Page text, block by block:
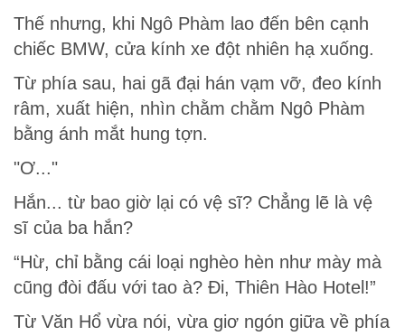
Thế nhưng, khi Ngô Phàm lao đến bên cạnh
chiếc BMW, cửa kính xe đột nhiên hạ xuống.
Từ phía sau, hai gã đại hán vạm vỡ, đeo kính
râm, xuất hiện, nhìn chằm chằm Ngô Phàm
bằng ánh mắt hung tợn.
"Ơ..."
Hắn... từ bao giờ lại có vệ sĩ? Chẳng lẽ là vệ
sĩ của ba hắn?
“Hừ, chỉ bằng cái loại nghèo hèn như mày mà
cũng đòi đấu với tao à? Đi, Thiên Hào Hotel!”
Từ Văn Hổ vừa nói, vừa giơ ngón giữa về phía